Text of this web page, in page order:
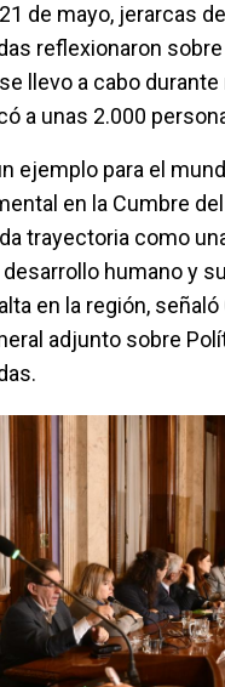
de mayo, jerarcas
reflexionaron
llevo a cabo
a unas 2.000
ejemplo para el
en la Cumbre
trayectoria como
desarrollo humano y
en la región, señaló
adjunto sobre